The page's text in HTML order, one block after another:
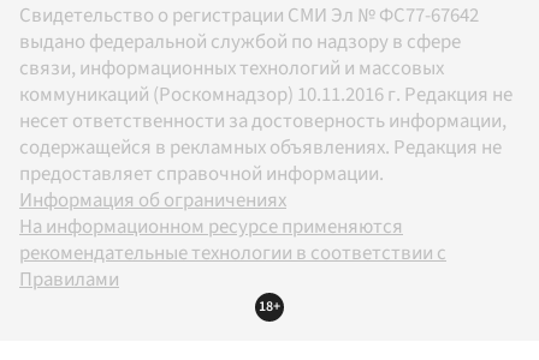
Свидетельство о регистрации СМИ Эл № ФС77-67642
выдано федеральной службой по надзору в сфере
связи, информационных технологий и массовых
коммуникаций (Роскомнадзор) 10.11.2016 г. Редакция не
несет ответственности за достоверность информации,
содержащейся в рекламных объявлениях. Редакция не
предоставляет справочной информации.
Информация об ограничениях
На информационном ресурсе применяются
рекомендательные технологии в соответствии с
Правилами
18+